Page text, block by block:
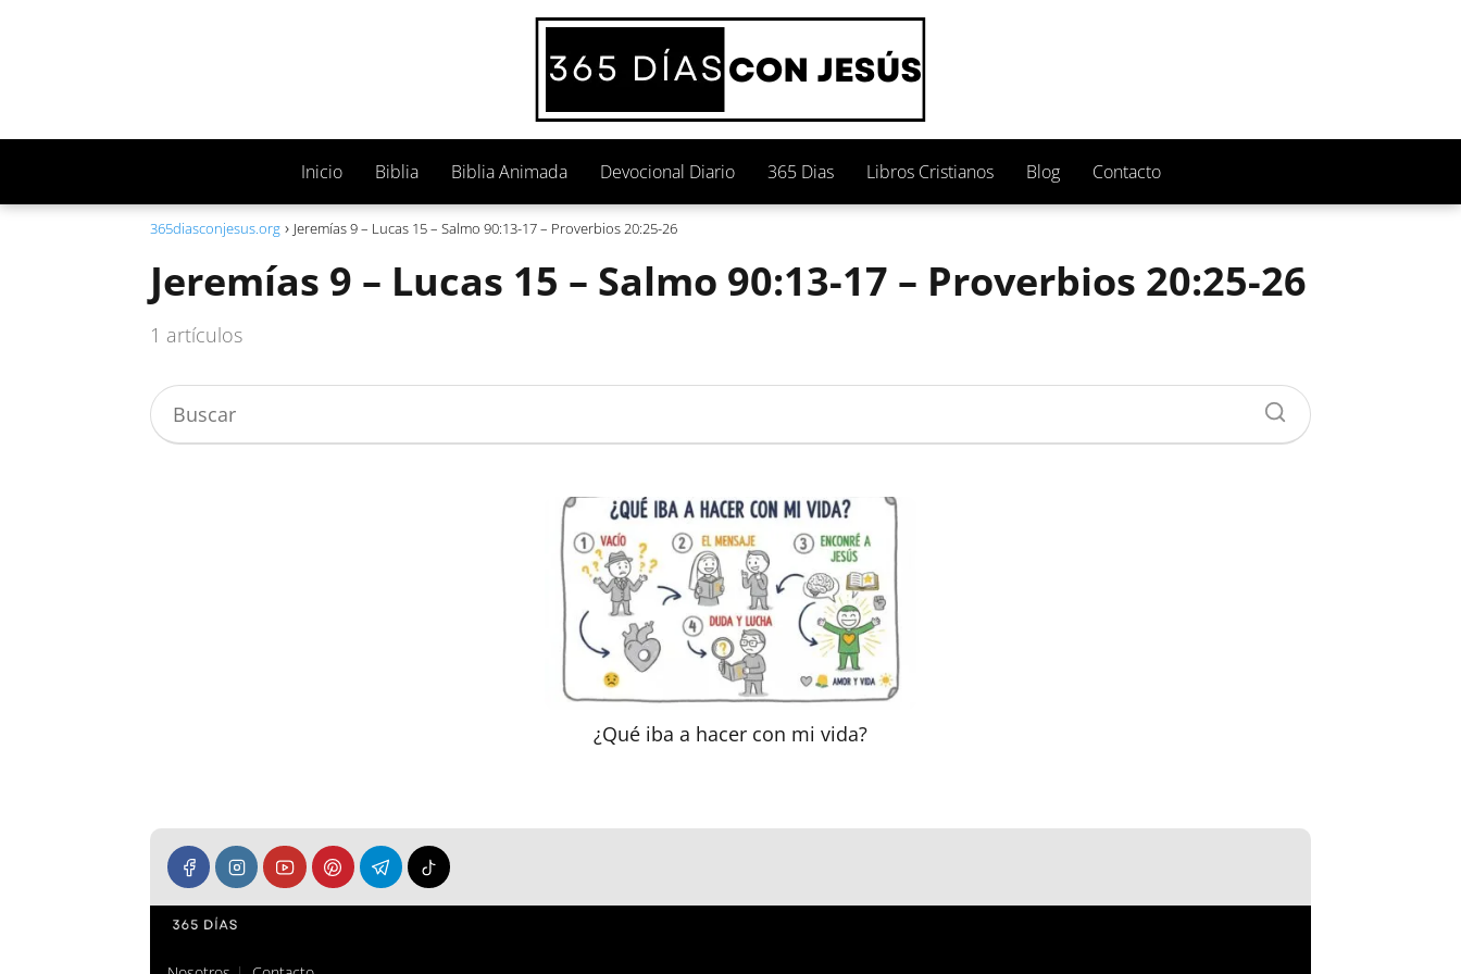
Inicio Biblia Biblia Animada Devocional Diario 365 Dias Libros Cristianos Blog Contacto
365diasconjesus.org Jeremías 9 – Lucas 15 – Salmo 90:13-17 – Proverbios 20:25-26
Jeremías 9 – Lucas 15 – Salmo 90:13-17 – Proverbios 20:25-26
1 artículos
¿Qué iba a hacer con mi vida?